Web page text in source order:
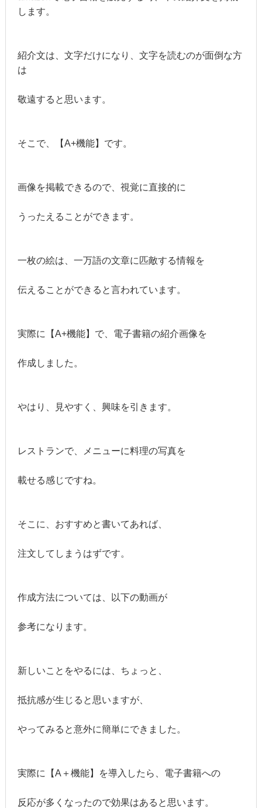
します。
紹介文は、文字だけになり、文字を読むのが面倒な方
は
敬遠すると思います。
そこで、【A+機能】です。
画像を掲載できるので、視覚に直接的に
うったえることができます。
一枚の絵は、一万語の文章に匹敵する情報を
伝えることができると言われています。
実際に【A+機能】で、電子書籍の紹介画像を
作成しました。
やはり、見やすく、興味を引きます。
レストランで、メニューに料理の写真を
載せる感じですね。
そこに、おすすめと書いてあれば、
注文してしまうはずです。
作成方法については、以下の動画が
参考になります。
新しいことをやるには、ちょっと、
抵抗感が生じると思いますが、
やってみると意外に簡単にできました。
実際に【A＋機能】を導入したら、電子書籍への
反応が多くなったので効果はあると思います。